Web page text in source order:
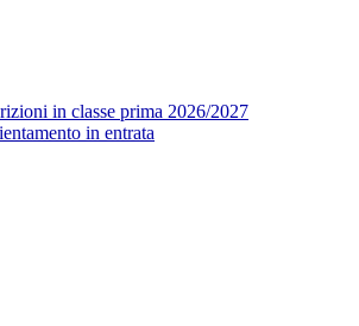
in classe prima 2026/2027
in entrata